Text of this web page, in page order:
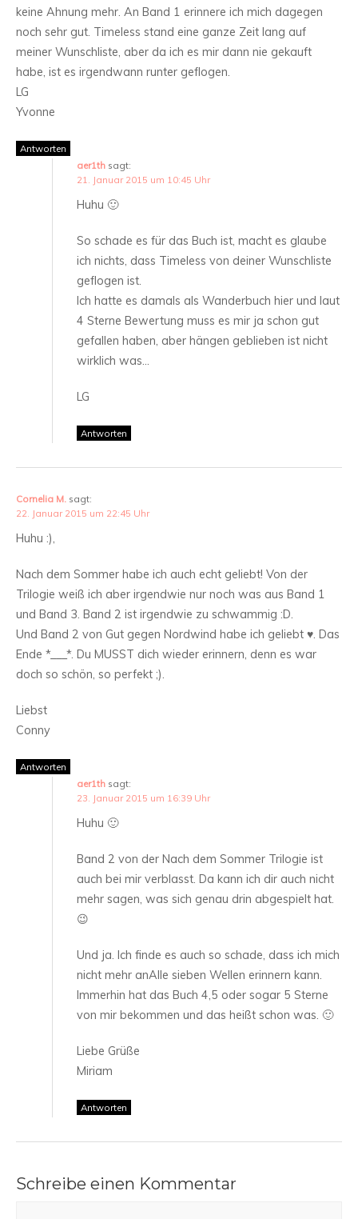
keine Ahnung mehr. An Band 1 erinnere ich mich dagegen
noch sehr gut. Timeless stand eine ganze Zeit lang auf
meiner Wunschliste, aber da ich es mir dann nie gekauft
habe, ist es irgendwann runter geflogen.
LG
Yvonne
Antworten
aer1th sagt:
21. Januar 2015 um 10:45 Uhr
Huhu 🙂
So schade es für das Buch ist, macht es glaube
ich nichts, dass Timeless von deiner Wunschliste
geflogen ist.
Ich hatte es damals als Wanderbuch hier und laut
4 Sterne Bewertung muss es mir ja schon gut
gefallen haben, aber hängen geblieben ist nicht
wirklich was…
LG
Antworten
Cornelia M. sagt:
22. Januar 2015 um 22:45 Uhr
Huhu :),
Nach dem Sommer habe ich auch echt geliebt! Von der
Trilogie weiß ich aber irgendwie nur noch was aus Band 1
und Band 3. Band 2 ist irgendwie zu schwammig :D.
Und Band 2 von Gut gegen Nordwind habe ich geliebt ♥. Das
Ende *___*. Du MUSST dich wieder erinnern, denn es war
doch so schön, so perfekt ;).
Liebst
Conny
Antworten
aer1th sagt:
23. Januar 2015 um 16:39 Uhr
Huhu 🙂
Band 2 von der Nach dem Sommer Trilogie ist
auch bei mir verblasst. Da kann ich dir auch nicht
mehr sagen, was sich genau drin abgespielt hat.
😉
Und ja. Ich finde es auch so schade, dass ich mich
nicht mehr anAlle sieben Wellen erinnern kann.
Immerhin hat das Buch 4,5 oder sogar 5 Sterne
von mir bekommen und das heißt schon was. 🙂
Liebe Grüße
Miriam
Antworten
Schreibe einen Kommentar